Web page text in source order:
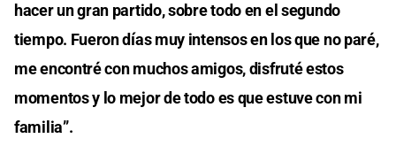
hacer un gran partido, sobre todo en el segundo
tiempo. Fueron días muy intensos en los que no paré,
me encontré con muchos amigos, disfruté estos
momentos y lo mejor de todo es que estuve con mi
familia”.